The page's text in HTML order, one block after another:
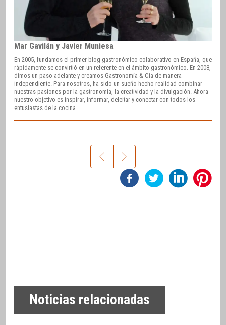
Mar Gavilán y Javier Muniesa
En 2005, fundamos el primer blog gastronómico colaborativo en España, que
rápidamente se convirtió en un referente en el ámbito gastronómico. En 2008,
dimos un paso adelante y creamos Gastronomía & Cía de manera
independiente. Para nosotros, ha sido un sueño hecho realidad combinar
nuestras pasiones por la gastronomía, la creatividad y la divulgación. Ahora
nuestro objetivo es inspirar, informar, deleitar y conectar con todos los
entusiastas de la cocina.
Noticias relacionadas